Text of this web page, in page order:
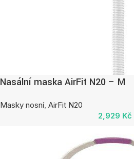
Nasální maska AirFit N20 – M
Masky nosní, AirFit N20
2,929 Kč